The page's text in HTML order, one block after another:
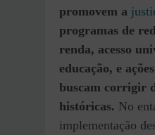
promovem a
programas de
renda, acesso
educação, e
buscam corrigir
históricas. No
implementação